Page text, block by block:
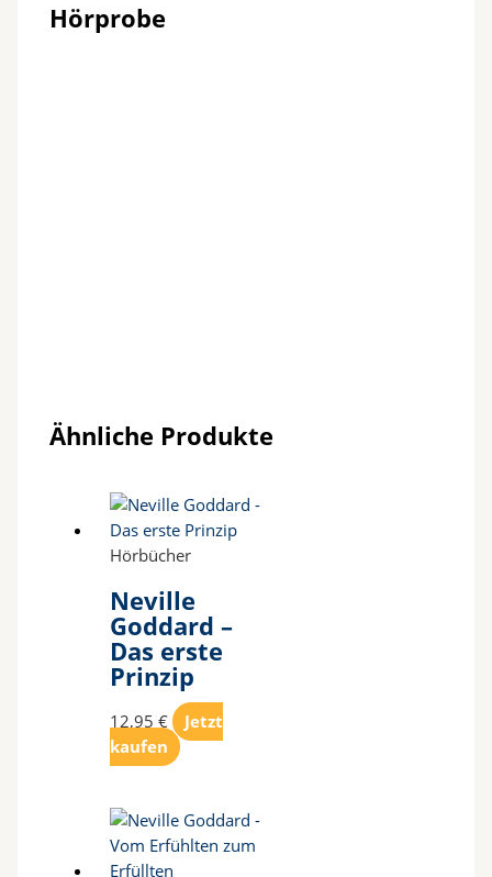
Hörprobe
Ähnliche Produkte
Hörbücher
Neville
Goddard –
Das erste
Prinzip
12,95 €
Jetzt
kaufen